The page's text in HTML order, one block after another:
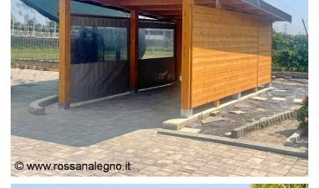
PERGOLA